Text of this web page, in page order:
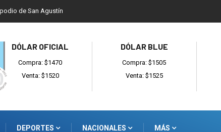
de San Agustín
DÓLAR OFICIAL
Compra: $1470
Venta: $1520
DÓLAR BLUE
Compra: $1505
Venta: $1525
DEPORTES NACIONALES MÁS